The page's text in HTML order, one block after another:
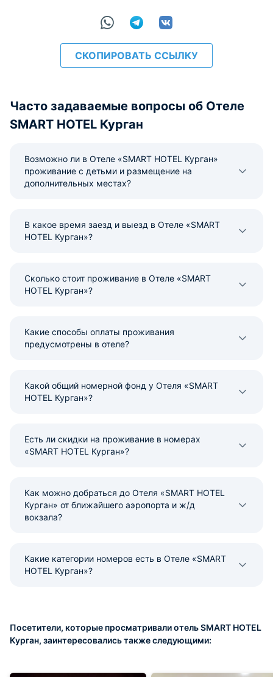
СКОПИРОВАТЬ ССЫЛКУ
Часто задаваемые вопросы об Отеле
SMART HOTEL Курган
Возможно ли в Отеле «SMART HOTEL Курган»
проживание с детьми и размещение на
дополнительных местах?
В какое время заезд и выезд в Отеле «SMART
HOTEL Курган»?
Сколько стоит проживание в Отеле «SMART
HOTEL Курган»?
Какие способы оплаты проживания
предусмотрены в отеле?
Какой общий номерной фонд у Отеля «SMART
HOTEL Курган»?
Есть ли скидки на проживание в номерах
«SMART HOTEL Курган»?
Как можно добраться до Отеля «SMART HOTEL
Курган» от ближайшего аэропорта и ж/д
вокзала?
Какие категории номеров есть в Отеле «SMART
HOTEL Курган»?
Посетители, которые просматривали отель SMART HOTEL
Курган, заинтересовались также следующими: